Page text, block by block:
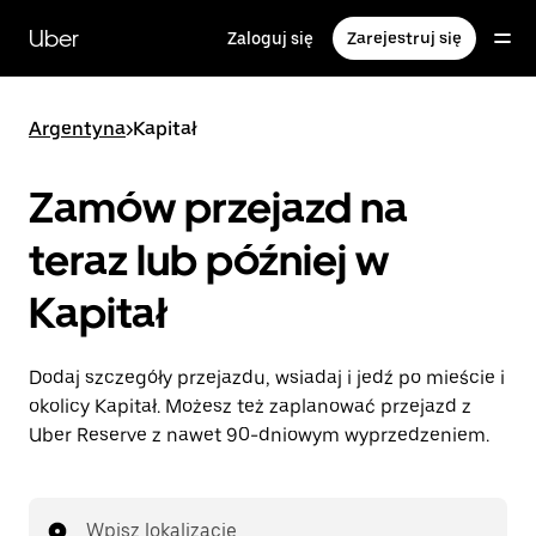
głównej
zawartości
Uber Zaloguj się Zarejestruj się
Argentyna>Kapitał
Zamów przejazd na
teraz lub później w
Kapitał
Dodaj szczegóły przejazdu, wsiadaj i jedź po mieście i
okolicy Kapitał. Możesz też zaplanować przejazd z
Uber Reserve z nawet 90-dniowym wyprzedzeniem.
Wpisz lokalizację